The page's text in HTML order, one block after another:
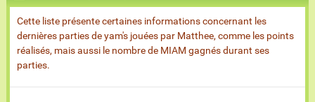
Cette liste présente certaines informations concernant les
dernières parties de yam's jouées par Matthee, comme les points
réalisés, mais aussi le nombre de MIAM gagnés durant ses
parties.